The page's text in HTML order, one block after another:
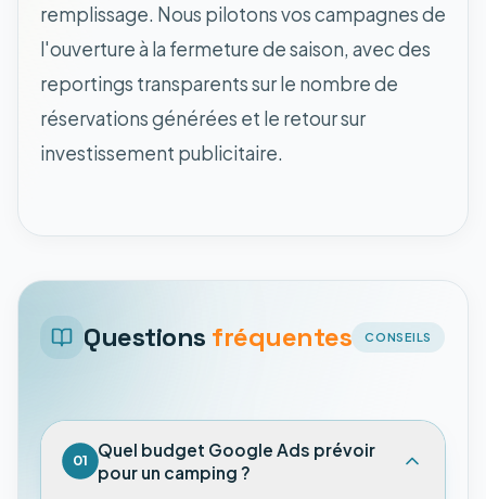
remplissage. Nous pilotons vos campagnes de
l'ouverture à la fermeture de saison, avec des
reportings transparents sur le nombre de
réservations générées et le retour sur
investissement publicitaire.
Questions fréquentes CONSEILS
01
Quel budget Google Ads prévoir
pour un camping ?